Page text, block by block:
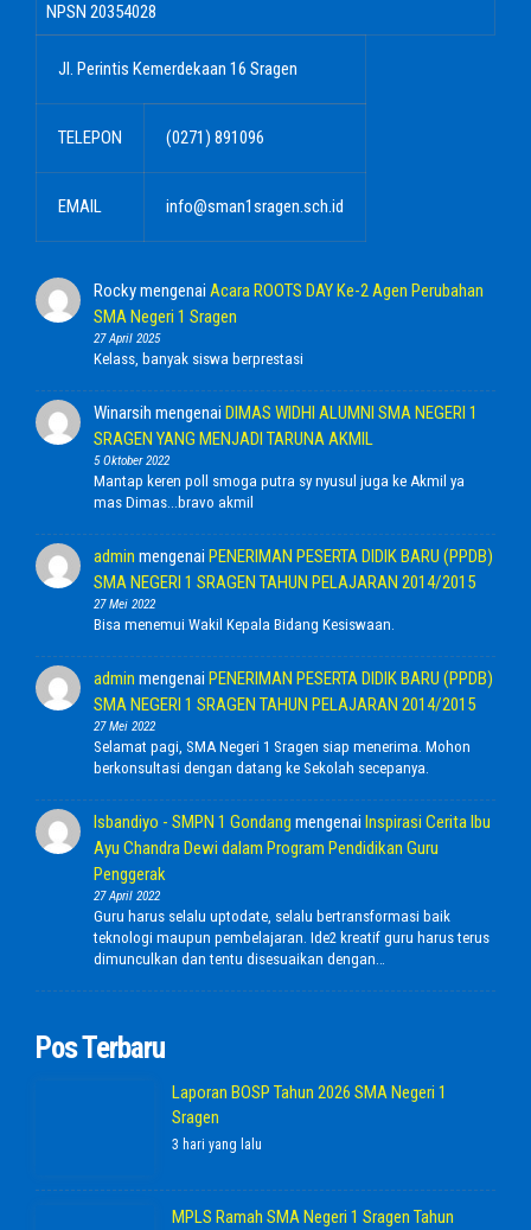
NPSN 20354028
Jl. Perintis Kemerdekaan 16 Sragen
TELEPON (0271) 891096
EMAIL info@sman1sragen.sch.id
Rockymengenai Acara ROOTS DAY Ke-2 Agen Perubahan
SMA Negeri 1 Sragen
27 April 2025
Kelass, banyak siswa berprestasi
Winarsih mengenai DIMAS WIDHI ALUMNI SMA NEGERI 1
SRAGEN YANG MENJADI TARUNA AKMIL
5 Oktober 2022
Mantap keren poll smoga putra sy nyusul juga ke Akmil ya
mas Dimas...bravo akmil
admin mengenai PENERIMAN PESERTA DIDIK BARU (PPDB)
SMA NEGERI 1 SRAGEN TAHUN PELAJARAN 2014/2015
27 Mei 2022
Bisa menemui Wakil Kepala Bidang Kesiswaan.
admin mengenai PENERIMAN PESERTA DIDIK BARU (PPDB)
SMA NEGERI 1 SRAGEN TAHUN PELAJARAN 2014/2015
27 Mei 2022
Selamat pagi, SMA Negeri 1 Sragen siap menerima. Mohon
berkonsultasi dengan datang ke Sekolah secepanya.
Isbandiyo - SMPN 1 Gondang mengenai Inspirasi Cerita Ibu
Ayu Chandra Dewi dalam Program Pendidikan Guru
Penggerak
27 April 2022
Guru harus selalu uptodate, selalu bertransformasi baik
teknologi maupun pembelajaran. Ide2 kreatif guru harus terus
dimunculkan dan tentu disesuaikan dengan…
Pos Terbaru
Laporan BOSP Tahun 2026 SMA Negeri 1
Sragen
3 hari yang lalu
MPLS Ramah SMA Negeri 1 Sragen Tahun